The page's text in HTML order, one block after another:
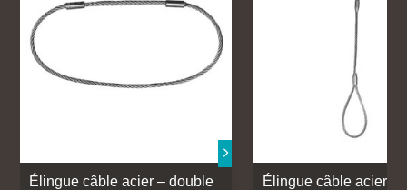
Élingue câble acier – double
Élingue câble acier –